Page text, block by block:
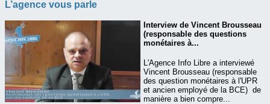
L’agence vous parle
Interview de Vincent Brousseau
(responsable des questions
monétaires à...
L'Agence Info Libre a interviewé
Vincent Brousseau (responsable
des question monétaires à l'UPR
et ancien employé de la BCE) de
manière a bien compre...